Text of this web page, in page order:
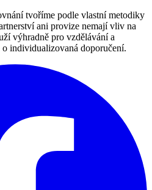
tvoříme podle vlastní metodiky
ani provize nemají vliv na
výhradně pro vzdělávání a
individualizovaná doporučení.